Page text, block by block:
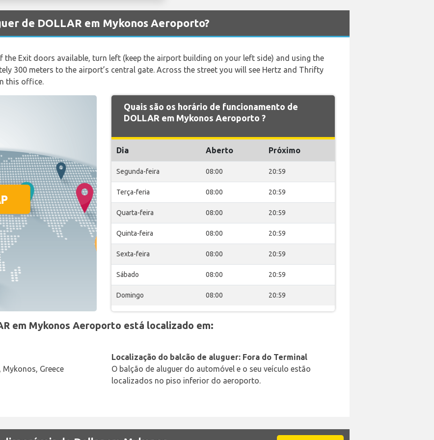
de DOLLAR em Mykonos Aeroporto?
Exit doors available, turn left (keep the airport building on your left side) and using the
300 meters to the airport’s central gate. Across the street you will see Hertz and Thrifty
this office.
Quais são os horário de funcionamento de
DOLLAR em Mykonos Aeroporto ?
Dia Aberto Próximo
Segunda-feira 08:00 20:59
Terça-feria 08:00 20:59
Quarta-feira 08:00 20:59
Quinta-feira 08:00 20:59
Sexta-feira 08:00 20:59
Sábado 08:00 20:59
Domingo 08:00 20:59
em Mykonos Aeroporto está localizado em:
Greece
Localização do balcão de aluguer: Fora do Terminal
O balção de aluguer do automóvel e o seu veículo estão
localizados no piso inferior do aeroporto.